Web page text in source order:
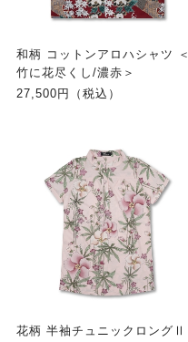
和柄 コットンアロハシャツ ＜
竹に花尽くし/濃赤＞
27,500円（税込）
花柄 半袖チュニックロングⅡ